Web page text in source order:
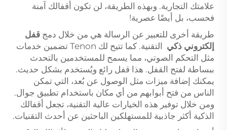
علامتك التجارية. وبهذه الطريقة، لن تكون أقفالك آمنة
فحسب، بل أيضًا عصرية!
طريقة أخرى للتعبير عن الرسالة هي من خلال دمج قفل
إلكتروني ذكي
التقنية. كما تتيح لك Tenon تضمين خدمات
مثل التحكم الصوتي، مما يسمح للمستخدمين بالتحدث
ببساطة لفتح القفل. هذا قفل رائع ويُستخدم بشكل حديث.
يمكنك إضافة ميزات مثل الوصول عن بُعد، التي تمكن
الناس من فتح أبوابهم من أي مكان باستخدام تطبيق جوال.
ومن خلال توفير هذه الخيارات عالية التقنية، تجعل أقفالك
الذكية أكثر جاذبية للمستهلكين الباحثين عن أحدث التقنيات.